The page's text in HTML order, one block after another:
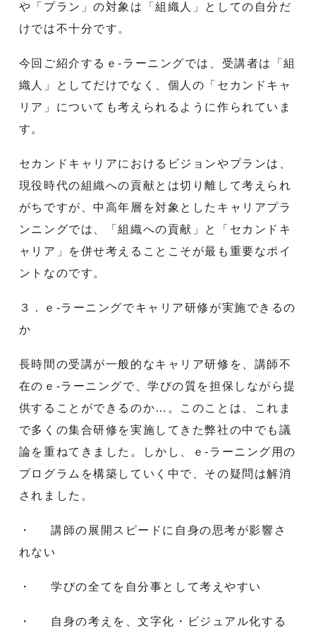
や「プラン」の対象は「組織人」としての自分だ
けでは不十分です。
今回ご紹介するｅ-ラーニングでは、受講者は「組
織人」としてだけでなく、個人の「セカンドキャ
リア」についても考えられるように作られていま
す。
セカンドキャリアにおけるビジョンやプランは、
現役時代の組織への貢献とは切り離して考えられ
がちですが、中高年層を対象としたキャリアプラ
ンニングでは、「組織への貢献」と「セカンドキ
ャリア」を併せ考えることこそが最も重要なポイ
ントなのです。
３．ｅ-ラーニングでキャリア研修が実施できるの
か
長時間の受講が一般的なキャリア研修を、講師不
在のｅ-ラーニングで、学びの質を担保しながら提
供することができるのか…。このことは、これま
で多くの集合研修を実施してきた弊社の中でも議
論を重ねてきました。しかし、ｅ-ラーニング用の
プログラムを構築していく中で、その疑問は解消
されました。
・ 講師の展開スピードに自身の思考が影響さ
れない
・ 学びの全てを自分事として考えやすい
・ 自身の考えを、文字化・ビジュアル化する